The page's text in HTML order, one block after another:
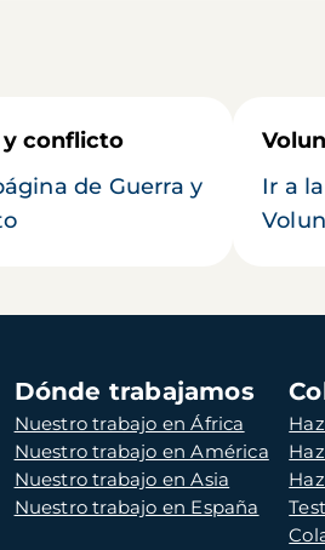
y conflicto
de Guerra y
Ir a
Dónde trabajamos
Nuestro trabajo en África
Nuestro trabajo en América
Nuestro trabajo en Asia
Nuestro trabajo en España